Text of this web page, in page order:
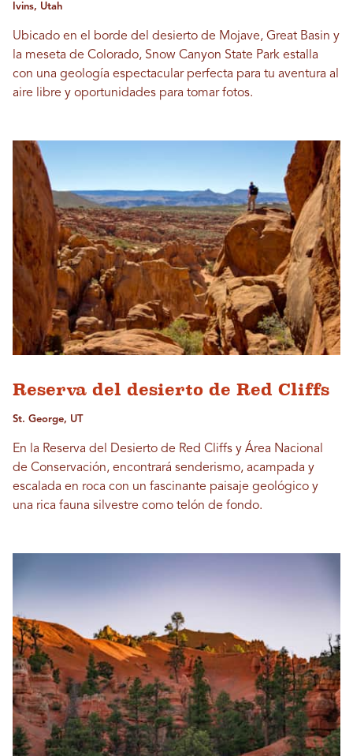
Ivins, Utah
Ubicado en el borde del desierto de Mojave, Great Basin y
la meseta de Colorado, Snow Canyon State Park estalla
con una geología espectacular perfecta para tu aventura al
aire libre y oportunidades para tomar fotos.
Reserva del desierto de Red Cliffs
St. George, UT
En la Reserva del Desierto de Red Cliffs y Área Nacional
de Conservación, encontrará senderismo, acampada y
escalada en roca con un fascinante paisaje geológico y
una rica fauna silvestre como telón de fondo.